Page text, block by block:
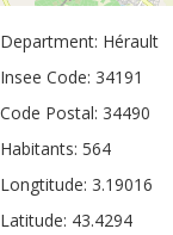
Department: Hérault
Insee Code: 34191
Code Postal: 34490
Habitants: 564
Longtitude: 3.19016
Latitude: 43.4294